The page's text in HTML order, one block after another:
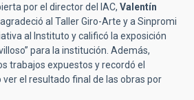
por el director del IAC, Valentín
al Taller Giro-Arte y a Sinpromi
al Instituto y calificó la exposición
para la institución. Además,
trabajos expuestos y recordó el
el resultado final de las obras por